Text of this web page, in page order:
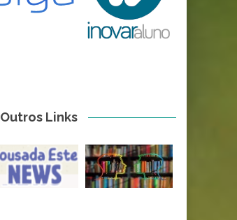
Outros Links